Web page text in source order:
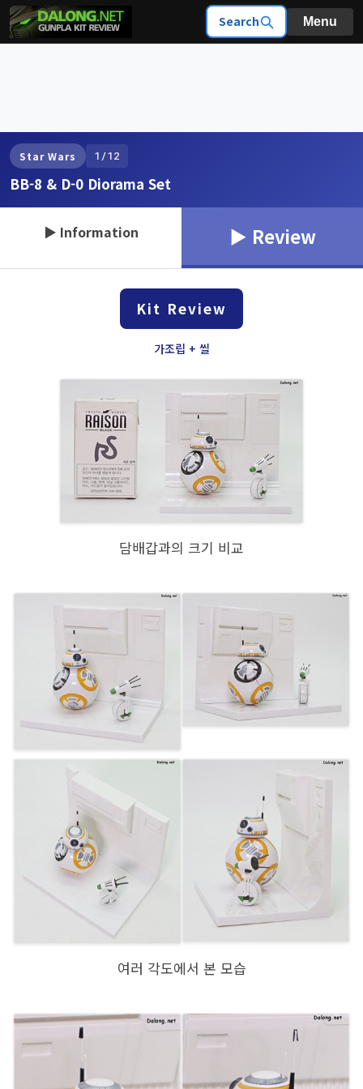
Search Menu
Star Wars 1/12
BB-8 & D-0 Diorama Set
▶ Information ▶ Review
Kit Review
가조립 + 씰
담배갑과의 크기 비교
여러 각도에서 본 모습